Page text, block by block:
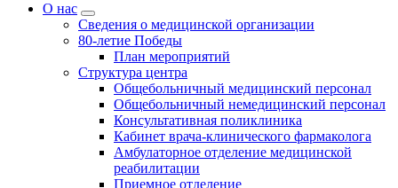
О нас
Сведения о медицинской организации
80-летие Победы
План мероприятий
Структура центра
Общебольничный медицинский персонал
Общебольничный немедицинский персонал
Консультативная поликлиника
Кабинет врача-клинического фармаколога
Амбулаторное отделение медицинской
реабилитации
Приемное отделение